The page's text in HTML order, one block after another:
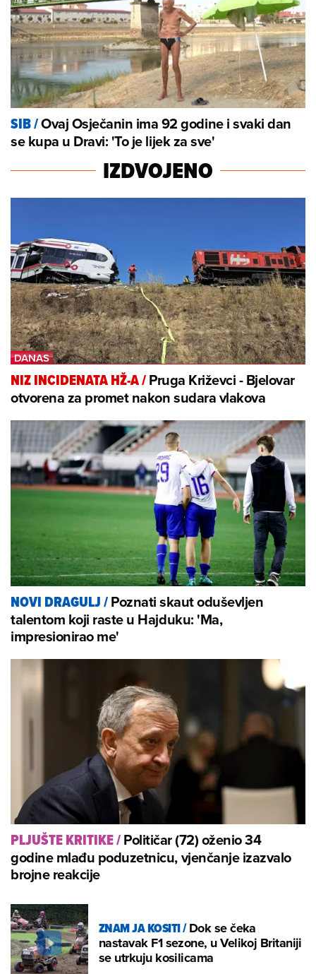
SIB/Ovaj Osječanin ima 92 godine i svaki dan
se kupa u Dravi: 'To je lijek za sve'
IZDVOJENO
NIZ INCIDENATA HŽ-A/Pruga Križevci - Bjelovar
otvorena za promet nakon sudara vlakova
NOVI DRAGULJ/Poznati skaut oduševljen
talentom koji raste u Hajduku: 'Ma,
impresionirao me'
PLJUŠTE KRITIKE/Političar (72) oženio 34
godine mlađu poduzetnicu, vjenčanje izazvalo
brojne reakcije
ZNAM JA KOSITI/Dok se čeka
nastavak F1 sezone, u Velikoj Britaniji
se utrkuju kosilicama